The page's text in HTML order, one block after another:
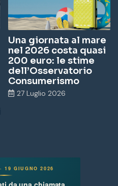
Una giornata al mare
nel 2026 costa quasi
200 euro: le stime
dell’Osservatorio
Consumerismo
27 Luglio 2026